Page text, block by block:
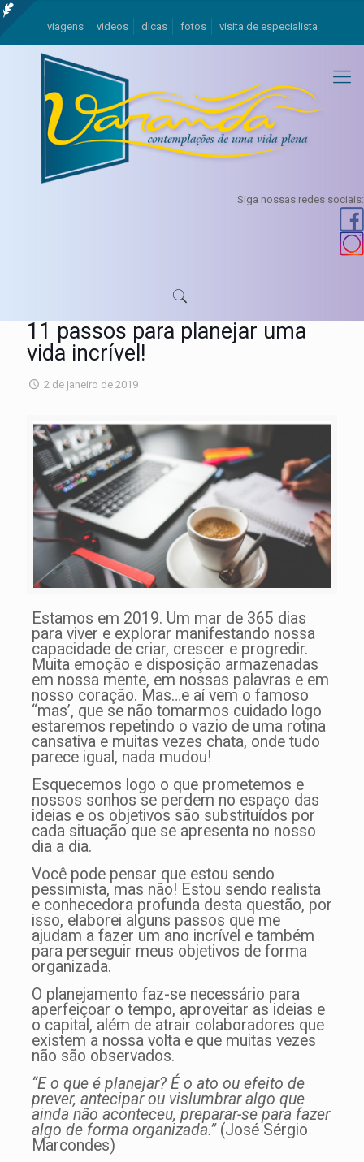
viagens videos dicas fotos visita de especialista
Siga nossas redes sociais:
11 passos para planejar uma
vida incrível!
2 de janeiro de 2019
Estamos em 2019. Um mar de 365 dias
para viver e explorar manifestando nossa
capacidade de criar, crescer e progredir.
Muita emoção e disposição armazenadas
em nossa mente, em nossas palavras e em
nosso coração. Mas…e aí vem o famoso
“mas’, que se não tomarmos cuidado logo
estaremos repetindo o vazio de uma rotina
cansativa e muitas vezes chata, onde tudo
parece igual, nada mudou!
Esquecemos logo o que prometemos e
nossos sonhos se perdem no espaço das
ideias e os objetivos são substituídos por
cada situação que se apresenta no nosso
dia a dia.
Você pode pensar que estou sendo
pessimista, mas não! Estou sendo realista
e conhecedora profunda desta questão, por
isso, elaborei alguns passos que me
ajudam a fazer um ano incrível e também
para perseguir meus objetivos de forma
organizada.
O planejamento faz-se necessário para
aperfeiçoar o tempo, aproveitar as ideias e
o capital, além de atrair colaboradores que
existem a nossa volta e que muitas vezes
não são observados.
“E o que é planejar? É o ato ou efeito de
prever, antecipar ou vislumbrar algo que
ainda não aconteceu, preparar-se para fazer
algo de forma organizada.”(José Sérgio
Marcondes)